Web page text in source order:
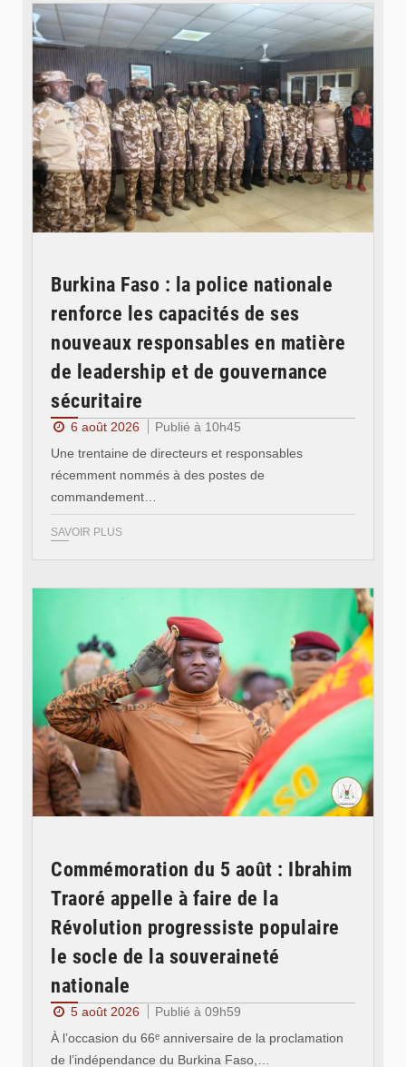
Burkina Faso : la police nationale
renforce les capacités de ses
nouveaux responsables en matière
de leadership et de gouvernance
sécuritaire
6 août 2026
Publié à 10h45
Une trentaine de directeurs et responsables
récemment nommés à des postes de
commandement…
SAVOIR PLUS
Commémoration du 5 août : Ibrahim
Traoré appelle à faire de la
Révolution progressiste populaire
le socle de la souveraineté
nationale
5 août 2026
Publié à 09h59
À l’occasion du 66ᵉ anniversaire de la proclamation
de l’indépendance du Burkina Faso,…